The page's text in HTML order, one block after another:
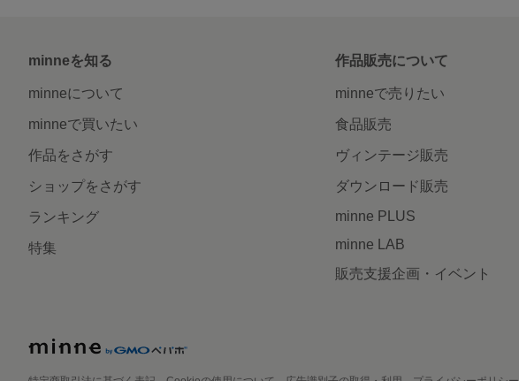
minneを知る
minneについて
minneで買いたい
作品をさがす
ショップをさがす
ランキング
特集
作品販売について
minneで売りたい
食品販売
ヴィンテージ販売
ダウンロード販売
minne PLUS
minne LAB
販売支援企画・イベント